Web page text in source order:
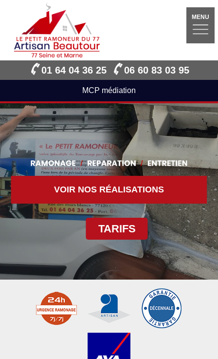
MENU
01 64 04 36 25 06 60 83 03 95
MCP médiation
VOIR NOS RÉALISATIONS
TARIFS